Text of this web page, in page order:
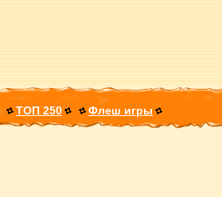
ТОП 250 Флеш игры